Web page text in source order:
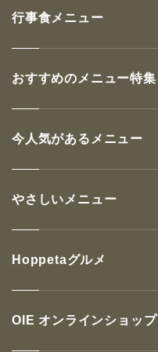
OIE オンラインショップ
行事食メニュー
おすすめのメニュー特集
今人気があるメニュー
やさしいメニュー
Hoppetaグルメ